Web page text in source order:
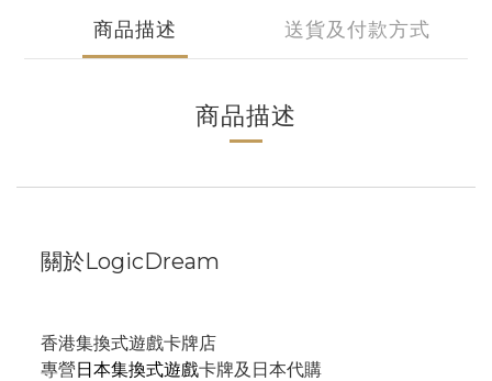
商品描述 送貨及付款方式
商品描述
關於LogicDream
香港集換式遊戲卡牌店
專營日本集換式遊戲卡牌及日本代購